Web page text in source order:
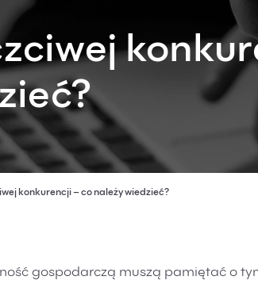
konkurencji – co należy wiedzieć?
gospodarczą muszą pamiętać o